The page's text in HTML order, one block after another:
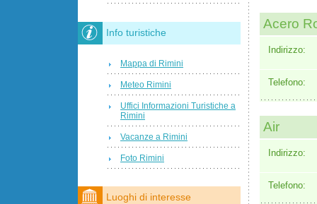
Acero
Indirizzo:
Telefono:
Air
Indirizzo:
Telefono:
Info turistiche
Mappa di Rimini
Meteo Rimini
Uffici Informazioni Turistiche a
Rimini
Vacanze a Rimini
Foto Rimini
Luoghi di interesse